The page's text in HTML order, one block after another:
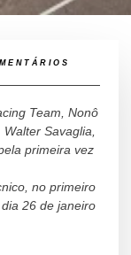
Team, Nonô
Savaglia,
primeira vez
no primeiro
26 de janeiro